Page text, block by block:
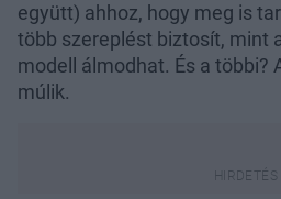
együtt) ahhoz, hogy meg is
több szereplést biztosít, mint
modell álmodhat. És a többi?
múlik.